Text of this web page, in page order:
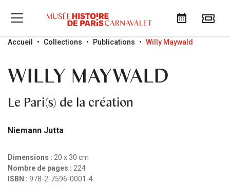
Go to menu
Go to content
Go to search
Accueil Collections Publications Willy Maywald
WILLY MAYWALD
Le Pari(s) de la création
Niemann Jutta
Dimensions : 20 x 30 cm
Nombre de pages : 224
ISBN : 978-2-7596-0001-4